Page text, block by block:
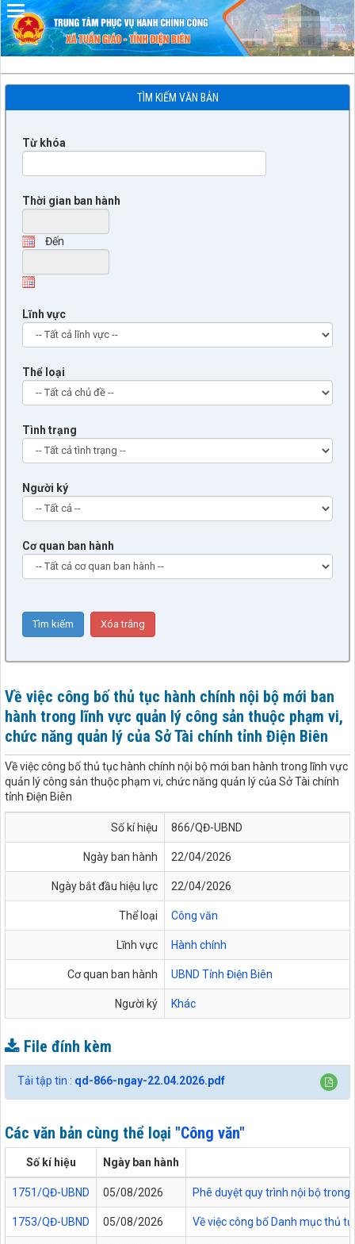
TÌM KIẾM VĂN BẢN
Từ khóa
Thời gian ban hành
Đến
Lĩnh vực
Thể loại
Tình trạng
Người ký
Cơ quan ban hành
Về việc công bố thủ tục hành chính nội bộ mới ban
hành trong lĩnh vực quản lý công sản thuộc phạm vi,
chức năng quản lý của Sở Tài chính tỉnh Điện Biên
Về việc công bố thủ tục hành chính nội bộ mới ban hành trong lĩnh vực
quản lý công sản thuộc phạm vi, chức năng quản lý của Sở Tài chính
tỉnh Điện Biên
Số kí hiệu 866/QĐ-UBND
Ngày ban hành 22/04/2026
Ngày bắt đầu hiệu lực 22/04/2026
Thể loại Công văn
Lĩnh vực Hành chính
Cơ quan ban hành UBND Tỉnh Điện Biên
Người ký Khác
File đính kèm
Tải tập tin : qd-866-ngay-22.04.2026.pdf
Các văn bản cùng thể loại "Công văn"
Số kí hiệu Ngày ban hành
1751/QĐ-UBND 05/08/2026 Phê duyệt quy trình nội bộ
1753/QĐ-UBND 05/08/2026 Về việc công bố Danh mục thủ